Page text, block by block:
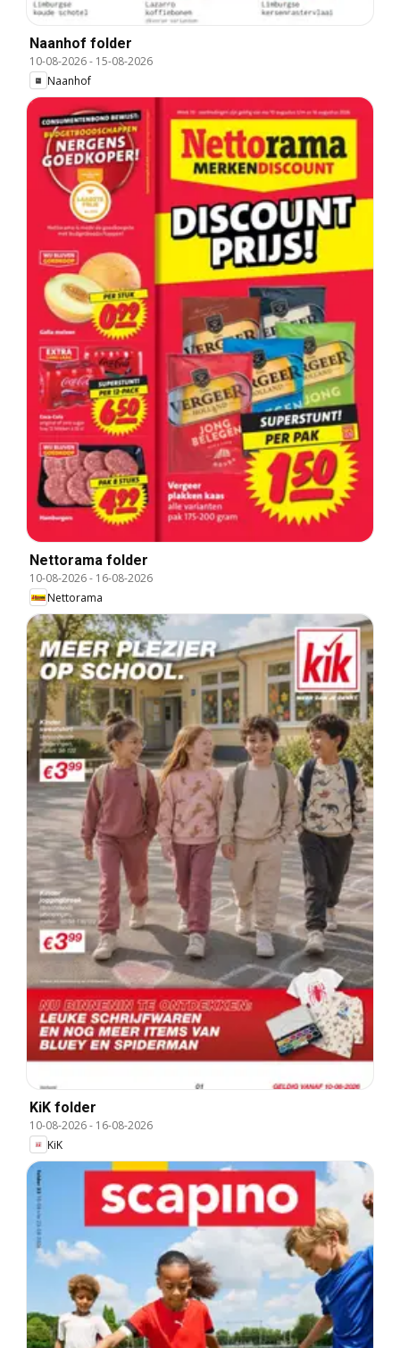
Naanhof folder
10-08-2026- 15-08-2026
Naanhof
Nettorama folder
10-08-2026- 16-08-2026
Nettorama
KiK folder
10-08-2026- 16-08-2026
KiK